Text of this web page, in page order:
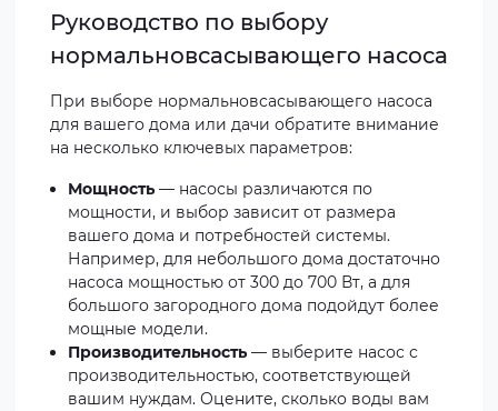
Руководство по выбору
нормальновсасывающего насоса
При выборе нормальновсасывающего насоса
для вашего дома или дачи обратите внимание
на несколько ключевых параметров:
Мощность — насосы различаются по
мощности, и выбор зависит от размера
вашего дома и потребностей системы.
Например, для небольшого дома достаточно
насоса мощностью от 300 до 700 Вт, а для
большого загородного дома подойдут более
мощные модели.
Производительность — выберите насос с
производительностью, соответствующей
вашим нуждам. Оцените, сколько воды вам